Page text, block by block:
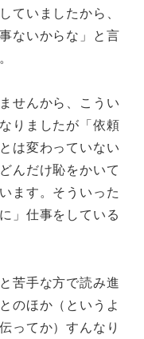
ていましたから、
ないからな」と言
せんから、こうい
りましたが「依頼
は変わっていない
んだけ恥をかいて
ます。 そういった
」仕事をしている
苦手な方で読み進
のほか（というよ
ってか）すんなり